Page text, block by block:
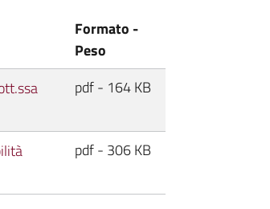
Formato -
Peso
pdf - 164 KB
pdf - 306 KB